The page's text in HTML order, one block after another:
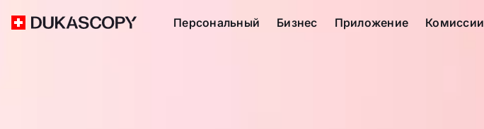
Персональный Бизнес Приложение Комиссии